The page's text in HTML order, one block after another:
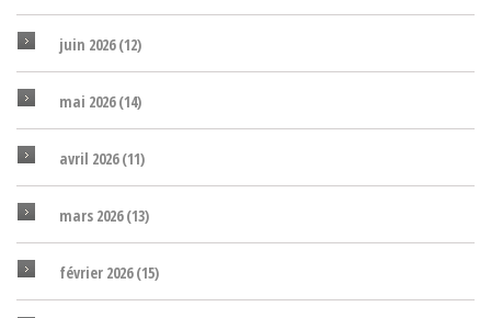
juin 2026(12)
mai 2026(14)
avril 2026(11)
mars 2026(13)
février 2026(15)